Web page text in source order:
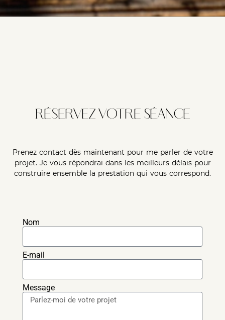
Réservez votre séance
Prenez contact dès maintenant pour me parler de votre
projet. Je vous répondrai dans les meilleurs délais pour
construire ensemble la prestation qui vous correspond.
Nom
E-mail
Message